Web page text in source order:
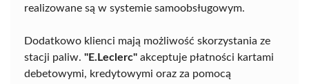
realizowane są w systemie samoobsługowym.
Dodatkowo klienci mają możliwość skorzystania ze
stacji paliw. "E.Leclerc" akceptuje płatności kartami
debetowymi, kredytowymi oraz za pomocą